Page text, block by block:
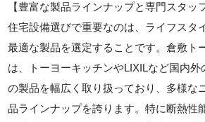
【豊富な製品ラインナップと専門スタッ
住宅設備選びで重要なのは、ライフスタ
最適な製品を選定することです。倉敷ト
は、トーヨーキッチンやLIXILなど国内
の製品を幅広く取り扱っており、多様な
品ラインナップを誇ります。特に断熱性